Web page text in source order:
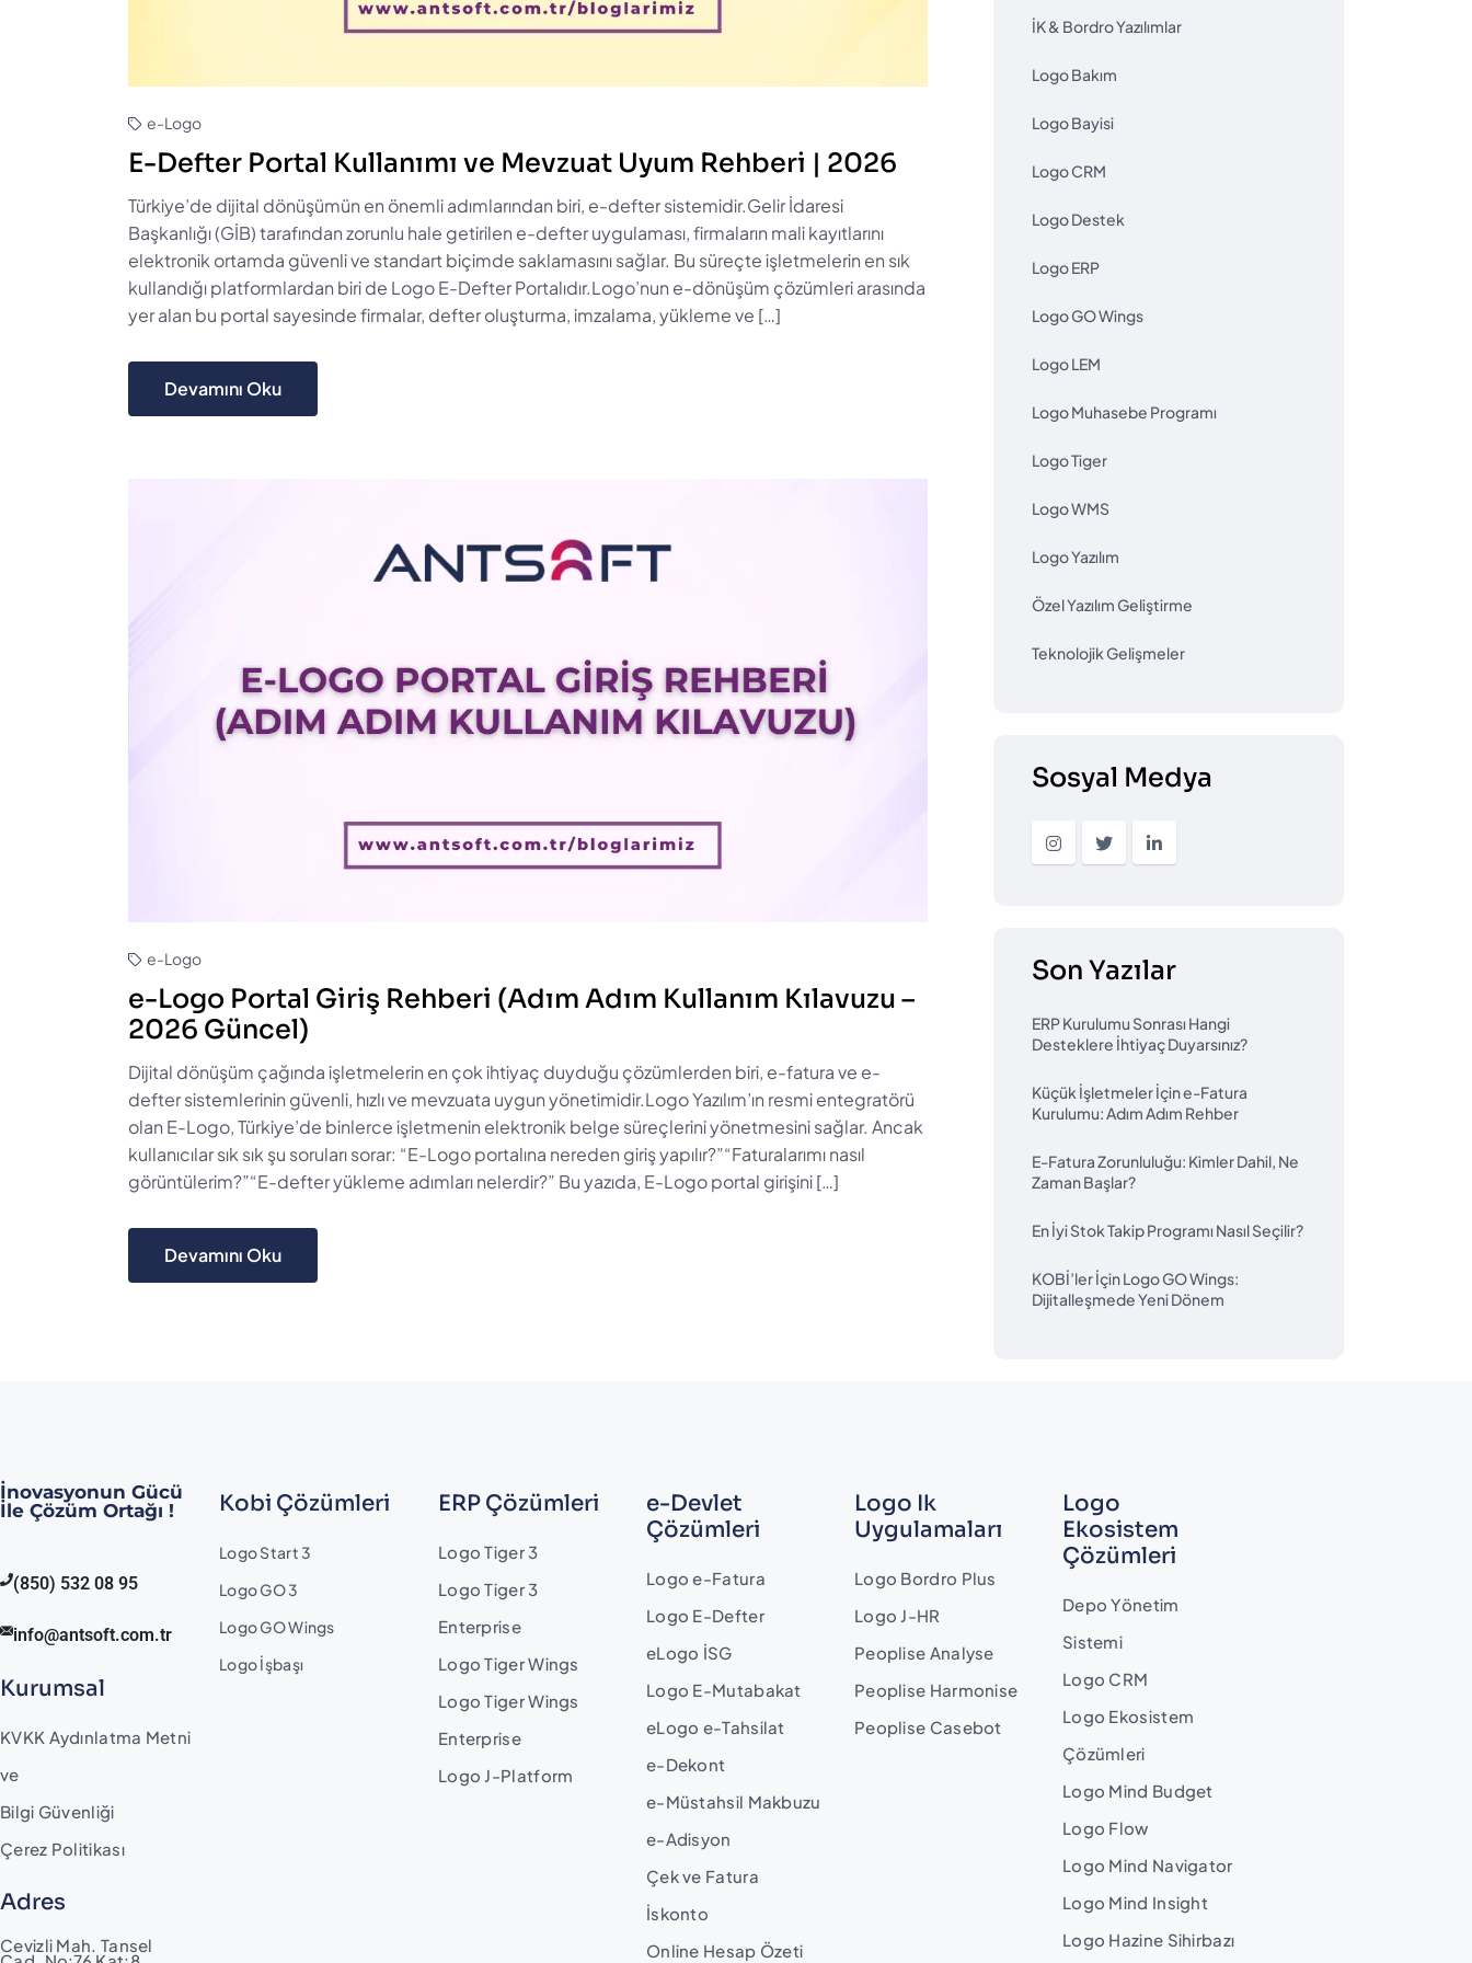
e-Logo
E-Defter Portal Kullanımı ve Mevzuat Uyum Rehberi | 2026
Türkiye’de dijital dönüşümün en önemli adımlarından biri, e-defter sistemidir.Gelir İdaresi
Başkanlığı (GİB) tarafından zorunlu hale getirilen e-defter uygulaması, firmaların mali kayıtlarını
elektronik ortamda güvenli ve standart biçimde saklamasını sağlar. Bu süreçte işletmelerin en sık
kullandığı platformlardan biri de Logo E-Defter Portalıdır.Logo’nun e-dönüşüm çözümleri arasında
yer alan bu portal sayesinde firmalar, defter oluşturma, imzalama, yükleme ve […]
Devamını Oku
e-Logo
e-Logo Portal Giriş Rehberi (Adım Adım Kullanım Kılavuzu –
2026 Güncel)
Dijital dönüşüm çağında işletmelerin en çok ihtiyaç duyduğu çözümlerden biri, e-fatura ve e-
defter sistemlerinin güvenli, hızlı ve mevzuata uygun yönetimidir.Logo Yazılım’ın resmi entegratörü
olan E-Logo, Türkiye’de binlerce işletmenin elektronik belge süreçlerini yönetmesini sağlar. Ancak
kullanıcılar sık sık şu soruları sorar: “E-Logo portalına nereden giriş yapılır?”“Faturalarımı nasıl
görüntülerim?”“E-defter yükleme adımları nelerdir?” Bu yazıda, E-Logo portal girişini […]
Devamını Oku
İK & Bordro Yazılımlar
Logo Bakım
Logo Bayisi
Logo CRM
Logo Destek
Logo ERP
Logo GO Wings
Logo LEM
Logo Muhasebe Programı
Logo Tiger
Logo WMS
Logo Yazılım
Özel Yazılım Geliştirme
Teknolojik Gelişmeler
Sosyal Medya
Son Yazılar
ERP Kurulumu Sonrası Hangi
Desteklere İhtiyaç Duyarsınız?
Küçük İşletmeler İçin e-Fatura
Kurulumu: Adım Adım Rehber
E-Fatura Zorunluluğu: Kimler Dahil, Ne
Zaman Başlar?
En İyi Stok Takip Programı Nasıl Seçilir?
KOBİ’ler İçin Logo GO Wings:
Dijitalleşmede Yeni Dönem
İnovasyonun Gücü
İle Çözüm Ortağı !
(850) 532 08 95
info@antsoft.com.tr
Kurumsal
KVKK Aydınlatma Metni
ve
Bilgi Güvenliği
Çerez Politikası
Adres
Cevizli Mah. Tansel
Kobi Çözümleri
Logo Start 3
Logo GO 3
Logo GO Wings
Logo İşbaşı
ERP Çözümleri
Logo Tiger 3
Logo Tiger 3
Enterprise
Logo Tiger Wings
Logo Tiger Wings
Enterprise
Logo J-Platform
e-Devlet
Çözümleri
Logo e-Fatura
Logo E-Defter
eLogo İSG
Logo E-Mutabakat
eLogo e-Tahsilat
e-Dekont
e-Müstahsil Makbuzu
e-Adisyon
Çek ve Fatura
İskonto
Online Hesap Özeti
Logo Ik
Uygulamaları
Logo Bordro Plus
Logo J-HR
Peoplise Analyse
Peoplise Harmonise
Peoplise Casebot
Logo
Ekosistem
Çözümleri
Depo Yönetim
Sistemi
Logo CRM
Logo Ekosistem
Çözümleri
Logo Mind Budget
Logo Flow
Logo Mind Navigator
Logo Mind Insight
Logo Hazine Sihirbazı